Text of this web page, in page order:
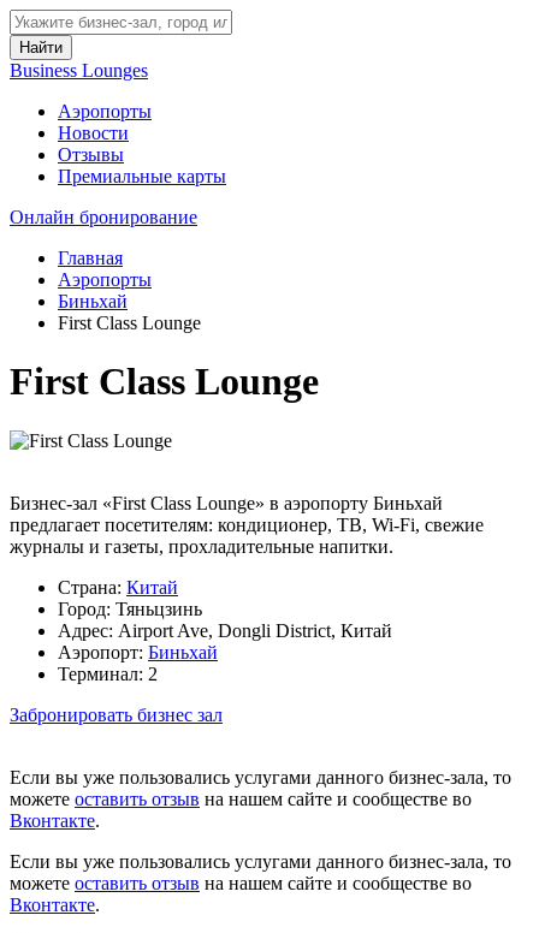
Найти
Business Lounges
Аэропорты
Новости
Отзывы
Премиальные карты
Онлайн бронирование
Главная
Аэропорты
Биньхай
First Class Lounge
First Class Lounge
Бизнес-зал «First Class Lounge» в аэропорту Биньхай
предлагает посетителям: кондиционер, ТВ, Wi-Fi, свежие
журналы и газеты, прохладительные напитки.
Страна: Китай
Город: Тяньцзинь
Адрес: Airport Ave, Dongli District, Китай
Аэропорт: Биньхай
Терминал: 2
Забронировать бизнес зал
Если вы уже пользовались услугами данного бизнес-зала, то
можете оставить отзыв на нашем сайте и сообществе во
Вконтакте.
Если вы уже пользовались услугами данного бизнес-зала, то
можете оставить отзыв на нашем сайте и сообществе во
Вконтакте.